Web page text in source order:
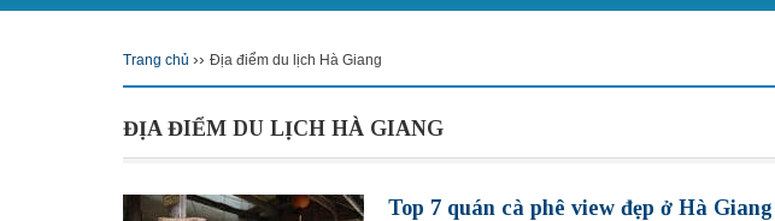
Trang chủ ›› Địa điểm du lịch Hà Giang
ĐỊA ĐIỂM DU LỊCH HÀ GIANG
Top 7 quán cà phê view đẹp ở Hà